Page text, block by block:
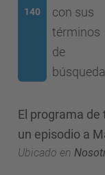
140
con sus
términos
de
búsqueda
El programa
un episodio a
Ubicado en